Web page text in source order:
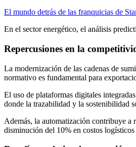
El mundo detrás de las franquicias de
En el sector energético, el análisis
Repercusiones en la
La modernización de las cadenas de
normativo es fundamental para
El uso de plataformas digitales
donde la trazabilidad y la sostenibilidad
Además, la automatización contribuye a
disminución del 10% en costos